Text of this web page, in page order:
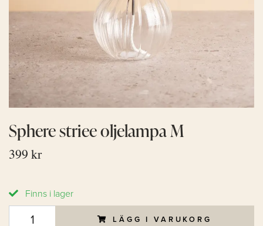
Sphere striee oljelampa M
399 kr
Finns i lager
LÄGG I VARUKORG